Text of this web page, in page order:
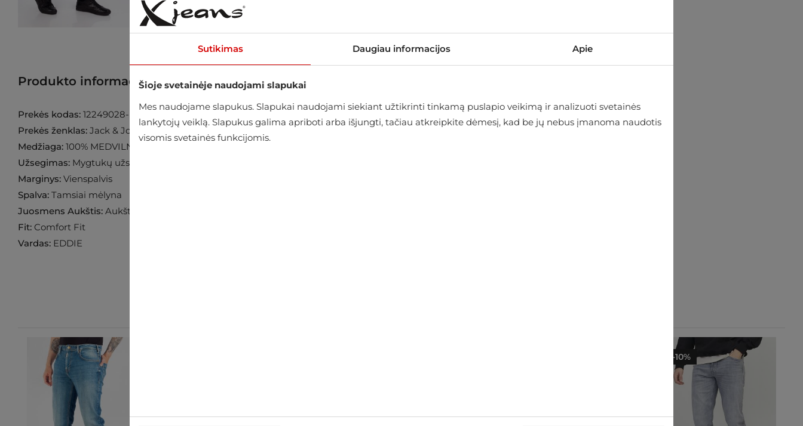
Produkto informacija Raskite prekę parduotuvėje
Prekės kodas: 12249028-Blue-Denim
Prekės ženklas: Jack & Jones
Medžiaga: 100% MEDVILNĖ
Užsegimas: Mygtukų užsegimas
Marginys: Vienspalvis
Spalva: Tamsiai mėlyna
Juosmens Aukštis: Aukštas
Fit: Comfort Fit
Vardas: EDDIE
-10%
Sutikimas Daugiau informacijos Apie
Šioje svetainėje naudojami slapukai
Mes naudojame slapukus. Slapukai naudojami siekiant užtikrinti tinkamą puslapio veikimą ir analizuoti svetainės
lankytojų veiklą. Slapukus galima apriboti arba išjungti, tačiau atkreipkite dėmesį, kad be jų nebus įmanoma naudotis
visomis svetainės funkcijomis.